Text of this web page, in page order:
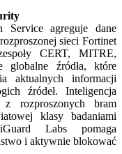
Service agreguje dane
sieci Fortinet
CERT, MITRE,
globalne źródła, które
aktualnych informacji
źródeł. Inteligencja
rozproszonych bram
klasy badaniami
Labs pomaga
i aktywnie blokować